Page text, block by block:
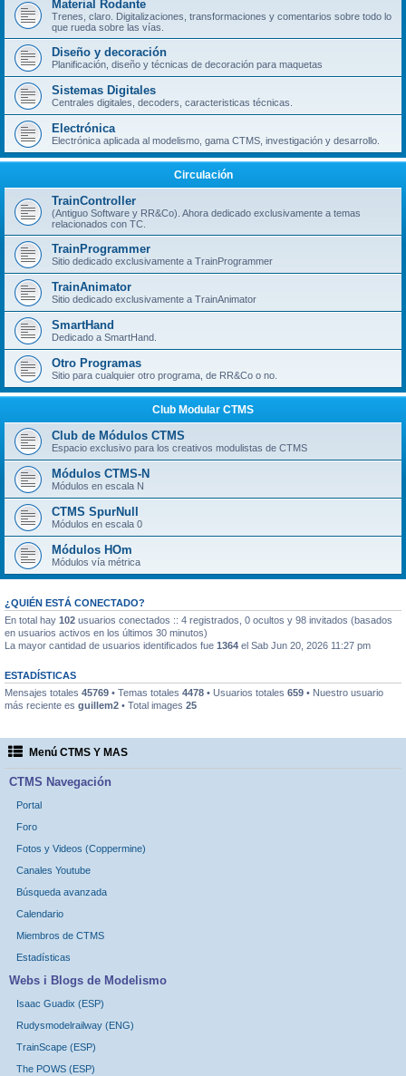
Material Rodante
Trenes, claro. Digitalizaciones, transformaciones y comentarios sobre todo lo
que rueda sobre las vías.
Diseño y decoración
Planificación, diseño y técnicas de decoración para maquetas
Sistemas Digitales
Centrales digitales, decoders, caracteristicas técnicas.
Electrónica
Electrónica aplicada al modelismo, gama CTMS, investigación y desarrollo.
Circulación
TrainController
(Antiguo Software y RR&Co). Ahora dedicado exclusivamente a temas
relacionados con TC.
TrainProgrammer
Sitio dedicado exclusivamente a TrainProgrammer
TrainAnimator
Sitio dedicado exclusivamente a TrainAnimator
SmartHand
Dedicado a SmartHand.
Otro Programas
Sitio para cualquier otro programa, de RR&Co o no.
Club Modular CTMS
Club de Módulos CTMS
Espacio exclusivo para los creativos modulistas de CTMS
Módulos CTMS-N
Módulos en escala N
CTMS SpurNull
Módulos en escala 0
Módulos HOm
Módulos vía métrica
¿QUIÉN ESTÁ CONECTADO?
En total hay 102 usuarios conectados :: 4 registrados, 0 ocultos y 98 invitados (basados
en usuarios activos en los últimos 30 minutos)
La mayor cantidad de usuarios identificados fue 1364 el Sab Jun 20, 2026 11:27 pm
ESTADÍSTICAS
Mensajes totales 45769 • Temas totales 4478 • Usuarios totales 659 • Nuestro usuario
más reciente es guillem2 • Total images 25
Menú CTMS Y MAS
CTMS Navegación
Portal
Foro
Fotos y Videos (Coppermine)
Canales Youtube
Búsqueda avanzada
Calendario
Miembros de CTMS
Estadísticas
Webs i Blogs de Modelismo
Isaac Guadix (ESP)
Rudysmodelrailway (ENG)
TrainScape (ESP)
The POWS (ESP)